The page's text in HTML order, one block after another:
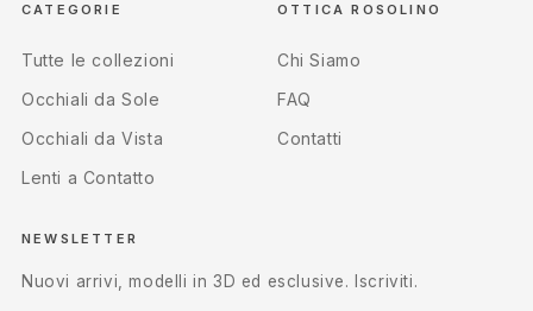
CATEGORIE
Tutte le collezioni
Occhiali da Sole
Occhiali da Vista
Lenti a Contatto
OTTICA ROSOLINO
Chi Siamo
FAQ
Contatti
NEWSLETTER
Nuovi arrivi, modelli in 3D ed esclusive. Iscriviti.